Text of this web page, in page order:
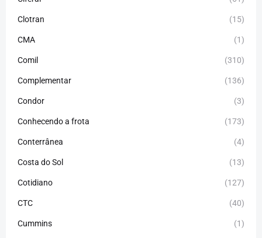
Clotran (15)
CMA (1)
Comil (310)
Complementar (136)
Condor (3)
Conhecendo a frota (173)
Conterrânea (4)
Costa do Sol (13)
Cotidiano (127)
CTC (40)
Cummins (1)